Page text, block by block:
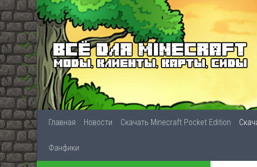
Главная Новости Скачать Minecraft Pocket Edition
Фанфики